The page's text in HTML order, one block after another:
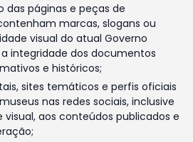
das páginas e peças de
marcas, slogans ou
visual do atual Governo
integridade dos documentos
e históricos;
sites temáticos e perfis oficiais
nas redes sociais, inclusive
aos conteúdos publicados e